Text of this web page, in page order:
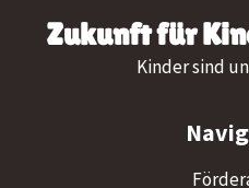
Zukunft für
Kinder sind